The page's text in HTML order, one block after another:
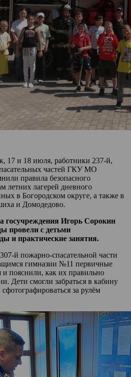
17 и 18 июля, работники 237-й,
частей ГКУ МО
правила безопасного
летних лагерей дневного
в Богородском округе, а также в
и Домодедово.
госучреждения Игорь Сорокин
провели с детьми
и практические занятия.
й пожарно-спасательной части
гимназии №11 первичные
и пояснили, как их правильно
Дети смогли забраться в кабину
за рулём